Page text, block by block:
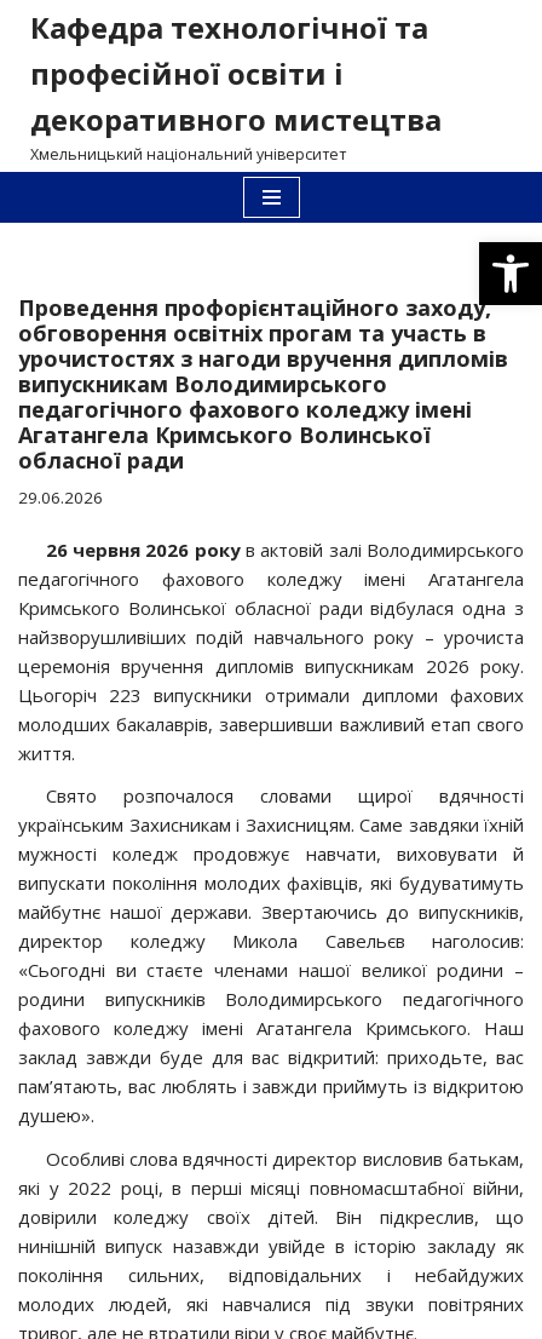
Перейти
вмісту
Кафедра технологічної та
професійної освіти і
декоративного мистецтва
Хмельницький національний університет
Проведення профорієнтаційного заходу,
обговорення освітніх прогам та участь в
урочистостях з нагоди вручення дипломів
випускникам Володимирського
педагогічного фахового коледжу імені
Агатангела Кримського Волинської
обласної ради
29.06.2026
26 червня 2026 рокув актовій залі Володимирського
педагогічного фахового коледжу імені Агатангела
Кримського Волинської обласної ради відбулася одна з
найзворушливіших подій навчального року – урочиста
церемонія вручення дипломів випускникам 2026 року.
Цьогоріч 223 випускники отримали дипломи фахових
молодших бакалаврів, завершивши важливий етап свого
життя.
Свято розпочалося словами щирої вдячності
українським Захисникам і Захисницям. Саме завдяки їхній
мужності коледж продовжує навчати, виховувати й
випускати покоління молодих фахівців, які будуватимуть
майбутнє нашої держави. Звертаючись до випускників,
директор коледжу Микола Савельєв наголосив:
«Сьогодні ви стаєте членами нашої великої родини –
родини випускників Володимирського педагогічного
фахового коледжу імені Агатангела Кримського. Наш
заклад завжди буде для вас відкритий: приходьте, вас
пам’ятають, вас люблять і завжди приймуть із відкритою
душею».
Особливі слова вдячності директор висловив батькам,
які у 2022 році, в перші місяці повномасштабної війни,
довірили коледжу своїх дітей. Він підкреслив, що
нинішній випуск назавжди увійде в історію закладу як
покоління сильних, відповідальних і небайдужих
молодих людей, які навчалися під звуки повітряних
тривог, але не втратили віри у своє майбутнє.